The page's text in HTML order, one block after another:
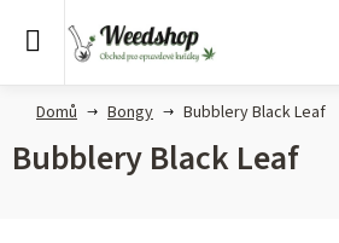
Domů Bongy Bubblery Black Leaf
Bubblery Black Leaf